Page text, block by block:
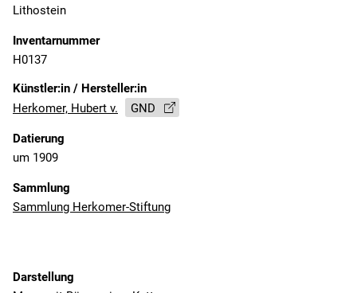
Lithostein
Inventarnummer
H0137
Künstler:in / Hersteller:in
Herkomer, Hubert v.
GND
Datierung
um 1909
Sammlung
Sammlung Herkomer-Stiftung
Darstellung